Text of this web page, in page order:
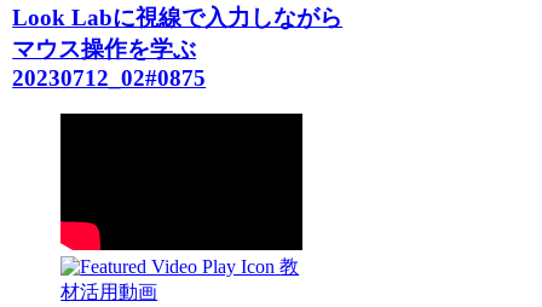
Look Labに視線で入力しながら
マウス操作を学ぶ
20230712_02#0875
教
材活用動画